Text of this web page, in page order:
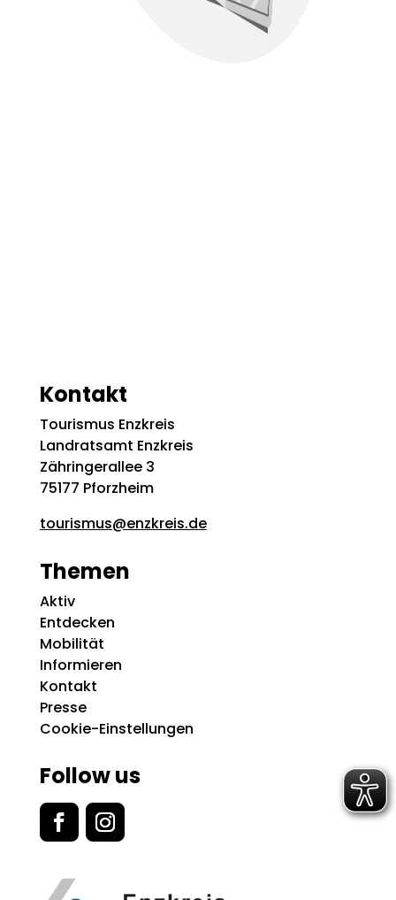
Kontakt
Tourismus Enzkreis
Landratsamt Enzkreis
Zähringerallee 3
75177 Pforzheim
tourismus@enzkreis.de
Themen
Aktiv
Entdecken
Mobilität
Informieren
Kontakt
Presse
Cookie-Einstellungen
Follow us